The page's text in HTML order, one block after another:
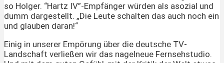
so Holger. “Hartz IV”-Empfänger würden als asozial und
dumm dargestellt. „Die Leute schalten das auch noch ein
und glauben daran!“
Einig in unserer Empörung über die deutsche TV-
Landschaft verließen wir das nagelneue Fernsehstudio.